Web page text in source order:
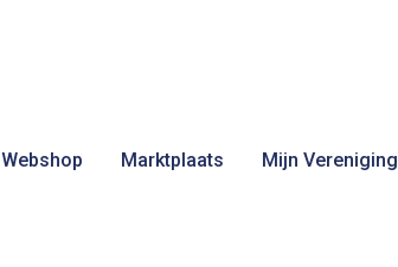
Webshop Marktplaats Mijn Vereniging